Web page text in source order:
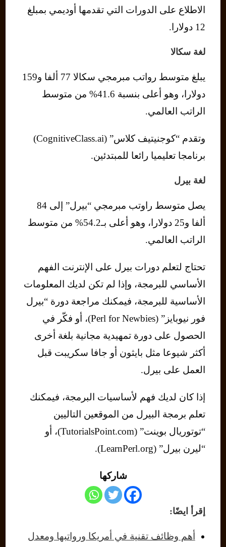
الاطلاع على الدورات التي تقدمها أوديمي بمبلغ
12 دولارا.
لغة سكالا
يبلغ متوسط رواتب مبرمجي سكالا 77 ألفا و159
دولارا، وهو أعلى بنسبة 41.6% من متوسط ​​
الراتب العالمي.
وتقدم “كوجنيتيف كلاس” (CognitiveClass.ai)
برنامجا تعليميا رائعا للمبتدئين.
لغة بيرل
يصل متوسط راوتب مبرمجي “بيرل” إلى 84
ألفا و25 دولارا، وهو أعلى بـ54.2% من متوسط ​​
الراتب العالمي.
تحتاج لتعلم دورات بيرل على الإنترنت الفهم
الأساسي للبرمجة، وإذا لم تكن لديك المعلومات
الأساسية للبرمجة، فيمكنك مراجعة دورة “بيرل
فور نيوبايز” (Perl for Newbies)، أو فكّر في
الحصول على دورة تمهيدية مجانية بلغة أخرى
أكثر شيوعا مثل بايثون أو جافا سكريبت قبل
العمل على بيرل.
إذا كان لديك فهم لأساسيات البرمجة، فيمكنك
تعلم برمجة البيرل من الموقعين التاليين
“توتوريال بوينت” (TutorialsPoint.com)، أو
“ليرن بيرل” (LearnPerl.org).
شاركها
إقرأ ايضًا:
أهم وظائف تقنية في أمريكا ورواتبها ومعدل